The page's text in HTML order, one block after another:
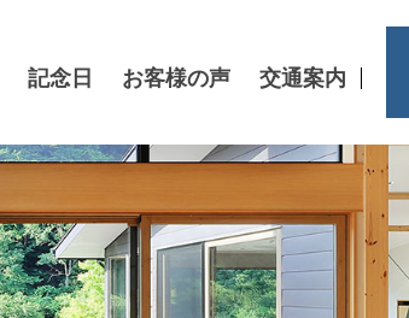
記念日 お客様の声 交通案内